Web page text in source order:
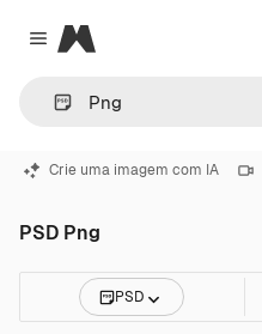
Close menu
Magnific
Crie uma imagem com IA
PSD Png
PSD